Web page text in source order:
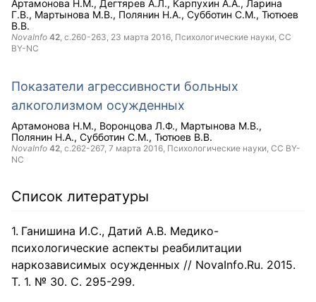
Артамонова Н.М. Дегтярев А.Л. Карпухин А.А. Ларина
Г.В. Мартынова М.В. Полянин Н.А. Субботин С.М. Тютюев
В.В.
NovaInfo 42, с.260-263, 23 марта 2016, Психологические науки, CC
BY-NC
Показатели агрессивности больных
алкоголизмом осужденных
Артамонова Н.М. Воронцова Л.Ф. Мартынова М.В.
Полянин Н.А. Субботин С.М. Тютюев В.В.
NovaInfo 42, с.262-267, 7 марта 2016, Психологические науки, CC BY-
NC
Список литературы
Ганишина И.С., Датий А.В. Медико-
психологические аспекты реабилитации
наркозависимых осужденных // NovaInfo.Ru. 2015.
Т. 1. № 30. С. 295-299.